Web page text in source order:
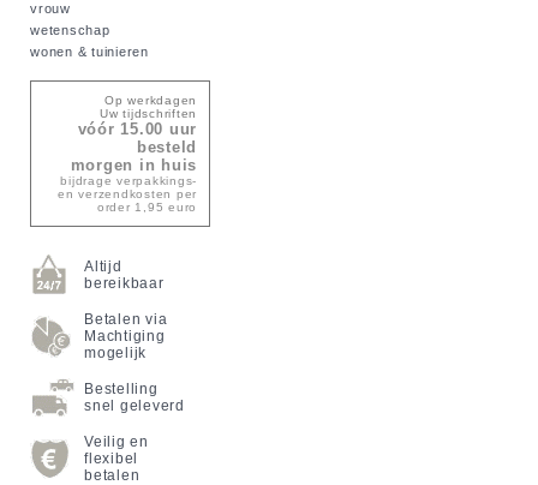
vrouw
wetenschap
wonen & tuinieren
Op werkdagen
Uw tijdschriften
vóór 15.00 uur
besteld
morgen in huis
bijdrage verpakkings-
en verzendkosten per
order 1,95 euro
Altijd
bereikbaar
Betalen via
Machtiging
mogelijk
Bestelling
snel geleverd
Veilig en
flexibel
betalen